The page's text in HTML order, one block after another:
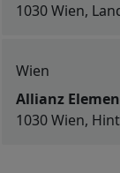
1030 Wien,
Wien
Allianz
1030 Wien,